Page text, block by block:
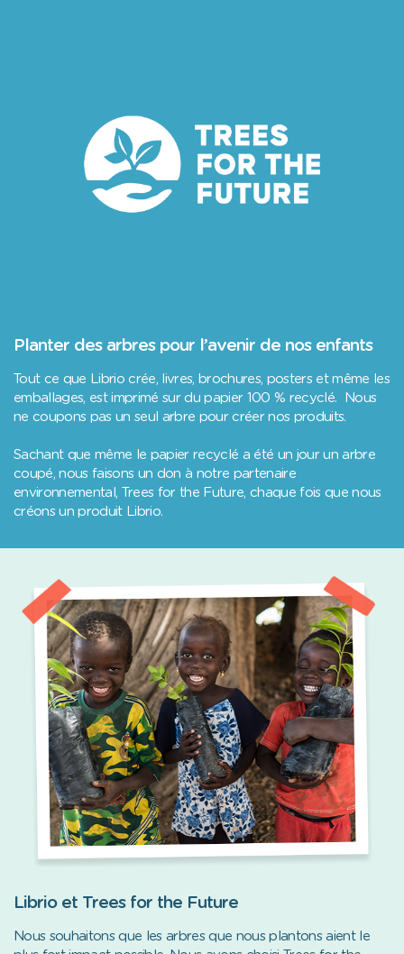
Planter des arbres pour l’avenir de nos enfants
Tout ce que Librio crée, livres, brochures, posters et même les
emballages, est imprimé sur du papier 100 % recyclé. Nous
ne coupons pas un seul arbre pour créer nos produits.
Sachant que même le papier recyclé a été un jour un arbre
coupé, nous faisons un don à notre partenaire
environnemental, Trees for the Future, chaque fois que nous
créons un produit Librio.
Librio et Trees for the Future
Nous souhaitons que les arbres que nous plantons aient le